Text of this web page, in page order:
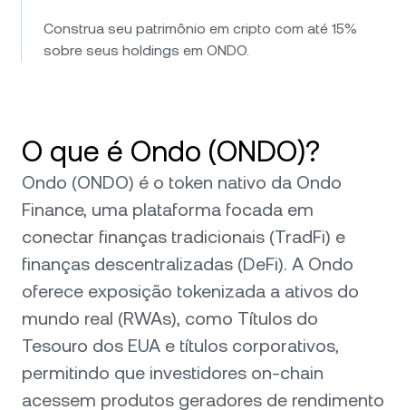
Construa seu patrimônio em cripto com até 15%
sobre seus holdings em ONDO.
O que é Ondo (ONDO)?
Ondo (ONDO) é o token nativo da Ondo
Finance, uma plataforma focada em
conectar finanças tradicionais (TradFi) e
finanças descentralizadas (DeFi). A Ondo
oferece exposição tokenizada a ativos do
mundo real (RWAs), como Títulos do
Tesouro dos EUA e títulos corporativos,
permitindo que investidores on-chain
acessem produtos geradores de rendimento